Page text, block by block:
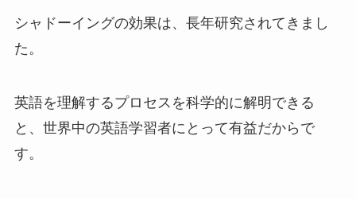
シャドーイングの効果は、長年研究されてきまし
た。
英語を理解するプロセスを科学的に解明できる
と、世界中の英語学習者にとって有益だからで
す。